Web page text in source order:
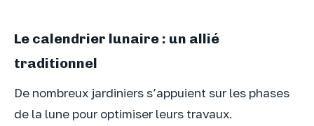
Le calendrier lunaire : un allié
traditionnel
De nombreux jardiniers s’appuient sur les phases
de la lune pour optimiser leurs travaux.